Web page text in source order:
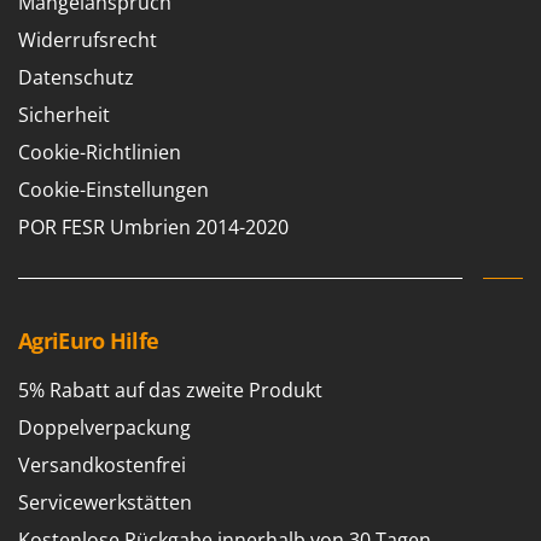
Mähroboter
Maisentkörnungsmaschinen
Manuelle Heckenscheren
Mehrzweck-Sauggeräte
Minibacköfen
Motorhacken - Gartenfräsen
Motorspritzen
N
Notstromaggregat
O
Obstmühlen Obsthäcksler Obstmuser
Obstpressen
Olivenernter und Schüttler
Famag
Famur
FARMER
FBC
Ferrari Group
Ferroni
Ferrua
FIAC
Fimar
FINI
Fiorentini
Fiskars
Fontana Forni
Widerrufsrecht
Datenschutz
Sicherheit
Cookie-Richtlinien
Cookie-Einstellungen
POR FESR Umbrien 2014-2020
AgriEuro Hilfe
5% Rabatt auf das zweite Produkt
Doppelverpackung
Versandkostenfrei
Servicewerkstätten